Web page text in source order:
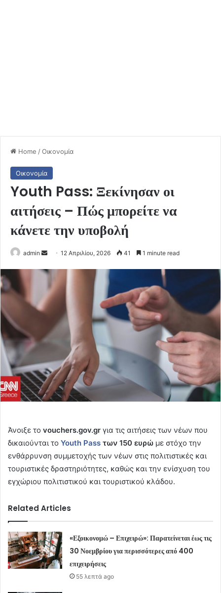
Home /Οικονομία
Οικονομία
Youth Pass: Ξεκίνησαν οι
αιτήσεις – Πώς μπορείτε να
κάνετε την υποβολή
admin
Send
email
12 Απριλίου, 2026 41 1 minute read
Άνοιξε το vouchers.gov.gr για τις αιτήσεις των νέων που
δικαιούνται το Youth Pass των 150 ευρώ με στόχο την
ενθάρρυνση συμμετοχής των νέων στις πολιτιστικές και
τουριστικές δραστηριότητες, καθώς και την ενίσχυση του
εγχώριου πολιτιστικού και τουριστικού κλάδου.
Related Articles
«Εξοικονομώ – Επιχειρώ»: Παρατείνεται έως τις
30 Νοεμβρίου για περισσότερες από 400
επιχειρήσεις
55 λεπτά ago